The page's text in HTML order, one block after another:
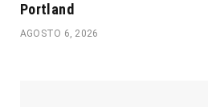
Portland
AGOSTO 6, 2026